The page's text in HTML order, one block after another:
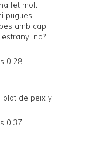
fet molt
pugues
amb cap,
no?
0:28
plat de peix y
0:37